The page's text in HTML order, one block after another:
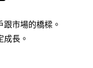
市場的橋樑。
長。